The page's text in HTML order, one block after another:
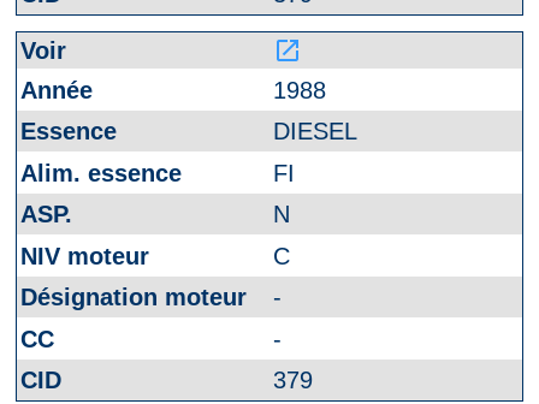
launch
1988
DIESEL
FI
N
C
-
-
379